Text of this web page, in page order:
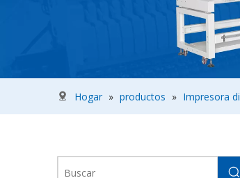
Hogar » productos » Impresora